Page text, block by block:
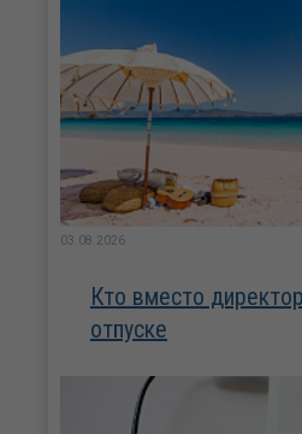
03.08.2026
Кто вместо
отпуске